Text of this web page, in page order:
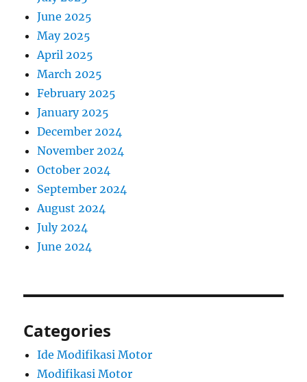
June 2025
May 2025
April 2025
March 2025
February 2025
January 2025
December 2024
November 2024
October 2024
September 2024
August 2024
July 2024
June 2024
Categories
Ide Modifikasi Motor
Modifikasi Motor